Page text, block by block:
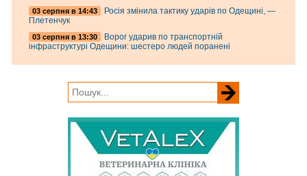
03 серпня в 14:43
Росія змінила тактику ударів по Одещині, —
Плетенчук
03 серпня в 13:30
Ворог ударив по транспортній
інфраструктурі Одещини: шестеро людей поранені